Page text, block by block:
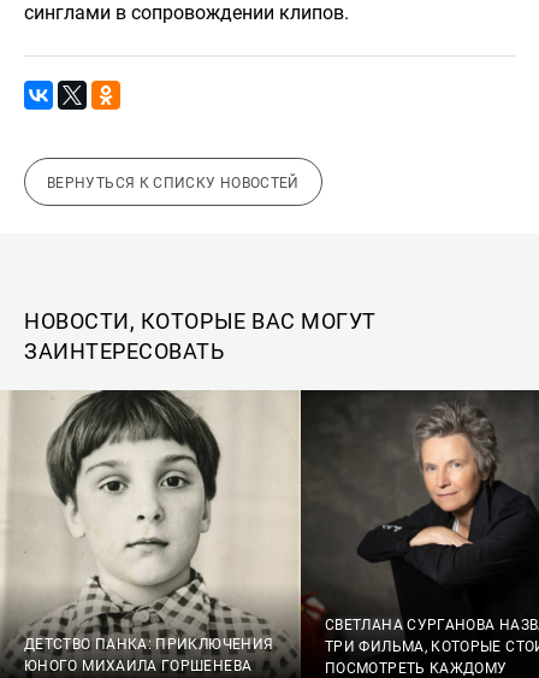
синглами в сопровождении клипов.
ВЕРНУТЬСЯ К СПИСКУ НОВОСТЕЙ
НОВОСТИ, КОТОРЫЕ ВАС МОГУТ
ЗАИНТЕРЕСОВАТЬ
ДЕТСТВО ПАНКА: ПРИКЛЮЧЕНИЯ
ЮНОГО МИХАИЛА ГОРШЕНЕВА
СВЕТЛАНА СУРГАНОВА
ТРИ ФИЛЬМА, КОТОРЫЕ
ПОСМОТРЕТЬ КАЖДОМУ